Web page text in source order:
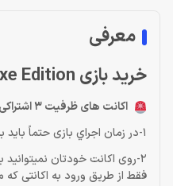
معرفی
خرید بازی Resident Evil 9 Requiem Deluxe Edition اکانت قانونی PS5
اکانت های ظرفیت 3 اشتراکی:
1-در زمان اجراي بازی حتماً باید به اينترنت وصل شويد
2-روی اکانت خودتان نمیتوانید بازی کنید
فقط از طریق ورود به اکانتی که